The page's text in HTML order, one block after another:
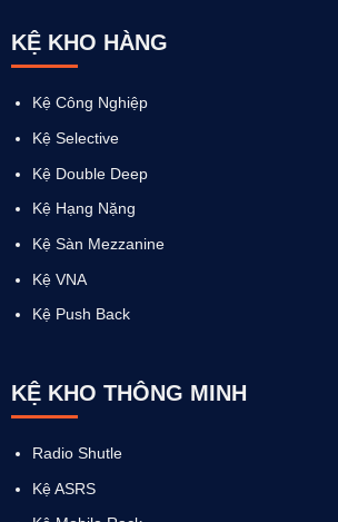
KỆ KHO HÀNG
Kệ Công Nghiệp
Kệ Selective
Kệ Double Deep
Kệ Hạng Nặng
Kệ Sàn Mezzanine
Kệ VNA
Kệ Push Back
KỆ KHO THÔNG MINH
Radio Shutle
Kệ ASRS